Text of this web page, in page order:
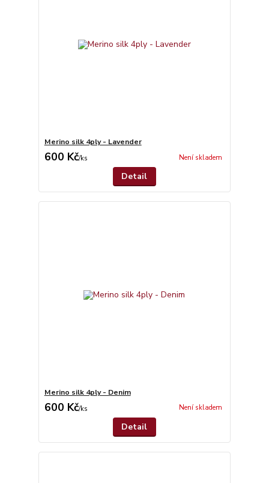
Merino silk 4ply - Lavender
600 Kč/ks Není skladem
Detail
Merino silk 4ply - Denim
600 Kč/ks Není skladem
Detail